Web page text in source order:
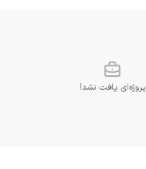
پروژه‌ای یافت نشد!